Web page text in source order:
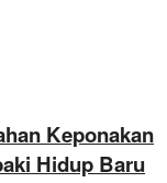
Keponakan
Hidup Baru